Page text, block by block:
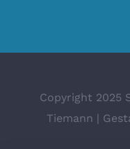
Copyright 2025
Tiemann |